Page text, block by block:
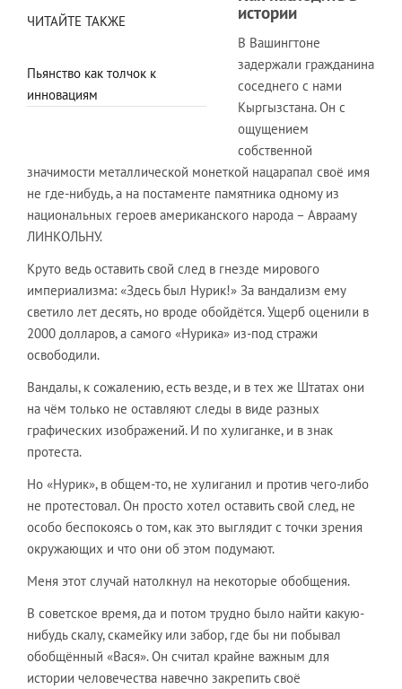
ЧИТАЙТЕ ТАКЖЕ
Пьянство как толчок к
инновациям
истории
В Вашингтоне
задержали гражданина
соседнего с нами
Кыргызстана. Он c
ощущением
собственной
значимости металлической монеткой нацарапал своё имя
не где-нибудь, а на постаменте памятника одному из
национальных героев американского народа – Аврааму
ЛИНКОЛЬНУ.
Круто ведь оставить свой след в гнезде мирового
империализма: «Здесь был Нурик!» За вандализм ему
светило лет десять, но вроде обойдётся. Ущерб оценили в
2000 долларов, а самого «Нурика» из-под стражи
освободили.
Вандалы, к сожалению, есть везде, и в тех же Штатах они
на чём только не оставляют следы в виде разных
графических изображений. И по хулиганке, и в знак
протеста.
Но «Нурик», в общем-то, не хулиганил и против чего-либо
не протестовал. Он просто хотел оставить свой след, не
особо беспокоясь о том, как это выглядит с точки зрения
окружающих и что они об этом подумают.
Меня этот случай натолкнул на некоторые обобщения.
В советское время, да и потом трудно было найти какую-
нибудь скалу, скамейку или забор, где бы ни побывал
обобщённый «Вася». Он считал крайне важным для
истории человечества навечно закрепить своё